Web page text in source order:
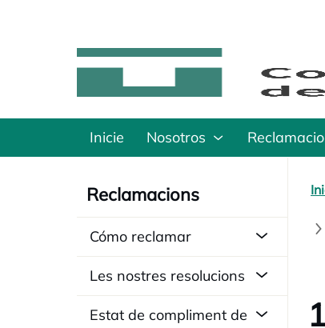
Inicie Nosotros
Reclamacions
Cómo reclamar
Les nostres resolucions
Estat de compliment de